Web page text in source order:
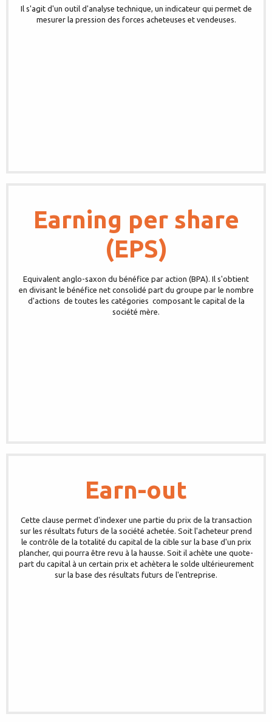
Il s'agit d'un outil d'analyse technique, un indicateur qui permet de
mesurer la pression des forces acheteuses et vendeuses.
Earning per share
(EPS)
Equivalent anglo-saxon du bénéfice par action (BPA). Il s'obtient
en divisant le bénéfice net consolidé part du groupe par le nombre
d'actions  de toutes les catégories  composant le capital de la
société mère.
Earn-out
Cette clause permet d'indexer une partie du prix de la transaction
sur les résultats futurs de la société achetée. Soit l'acheteur prend
le contrôle de la totalité du capital de la cible sur la base d'un prix
plancher, qui pourra être revu à la hausse. Soit il achète une quote-
part du capital à un certain prix et achètera le solde ultérieurement
sur la base des résultats futurs de l'entreprise.